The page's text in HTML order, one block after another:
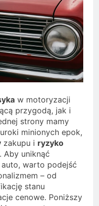
w motoryzacji
przygodą, jak i
strony mamy
minionych epok,
zakupu i ryzyko
Aby uniknąć
auto, warto podejść
– od
stanu
cenowe. Poniższy